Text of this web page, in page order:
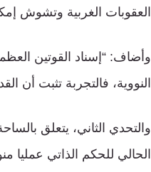
العقوبات الغربية وتشوش
وأضاف: “إسناد القوتين
النووية، فالتجربة تثبت أن
والتحدي الثاني، يتعلق
الحالي للحكم الذاتي